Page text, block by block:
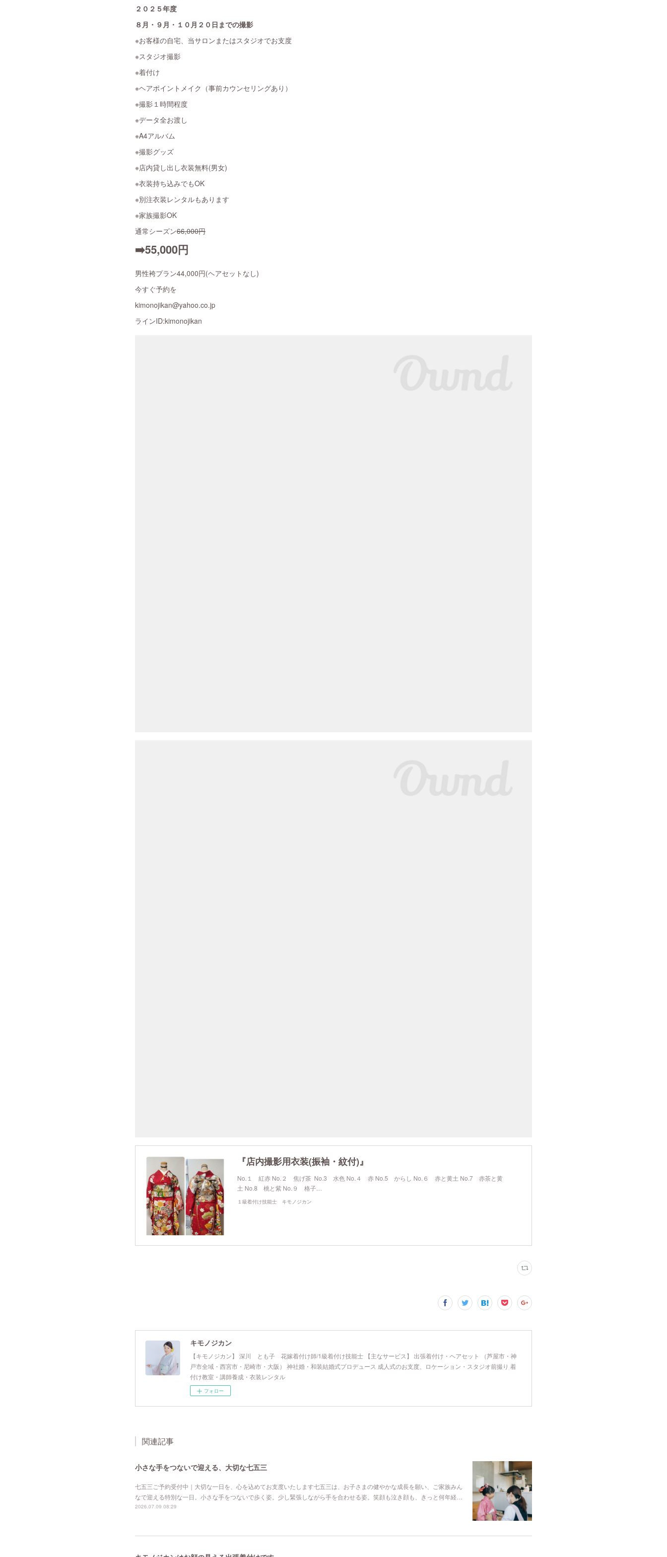
２０２５年度
８月・９月・１０月２０日までの撮影
※お客様の自宅、当サロンまたはスタジオでお支度
※スタジオ撮影
※着付け
※ヘアポイントメイク（事前カウンセリングあり）
※撮影１時間程度
※データ全お渡し
※A4アルバム
※撮影グッズ
※店内貸し出し衣装無料(男女)
※衣装持ち込みでもOK
※別注衣装レンタルもあります
※家族撮影OK
通常シーズン66,000円
➡️55,000円
男性袴プラン44,000円(ヘアセットなし)
今すぐ予約を
kimonojikan@yahoo.co.jp
ラインID:kimonojikan
『店内撮影用衣装(振袖・紋付)』
No.１ 紅赤 No.２ 焦げ茶 No.3 水色 No.４ 赤 No.5 からし No.６ 赤と黄土 No.7 赤茶と黄
土 No.8 桃と紫 No.９ 格子…
１級着付け技能士 キモノジカン
キモノジカン
【キモノジカン】 深川 とも子 花嫁着付け師/1級着付け技能士 【主なサービス】 出張着付け・ヘアセット （芦屋市・神
戸市全域・西宮市・尼崎市・大阪） 神社婚・和装結婚式プロデュース 成人式のお支度、ロケーション・スタジオ前撮り 着
付け教室・講師養成・衣装レンタル
フォロー
関連記事
小さな手をつないで迎える、大切な七五三
七五三ご予約受付中｜大切な一日を、心を込めてお支度いたします七五三は、お子さまの健やかな成長を願い、ご家族みん
なで迎える特別な一日。小さな手をつないで歩く姿。少し緊張しながら手を合わせる姿。笑顔も泣き顔も、きっと何年経…
2026.07.09 08:29